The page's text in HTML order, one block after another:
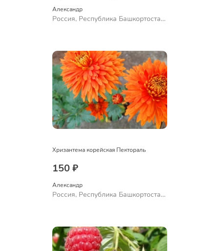
Александр
Россия, Республика Башкортостан,
Хризантема корейская Пектораль
150 ₽
Александр
Россия, Республика Башкортостан,